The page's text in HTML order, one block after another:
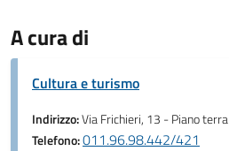
A cura di
Cultura e turismo
Indirizzo:Via Frichieri, 13 - Piano terra
Telefono:011.96.98.442/421